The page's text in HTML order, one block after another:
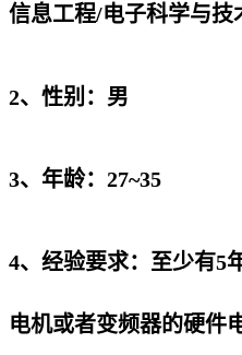
信息工程/电子科学与技
2、性别：男
3、年龄：27~35
4、经验要求：至少有5
电机或者变频器的硬件